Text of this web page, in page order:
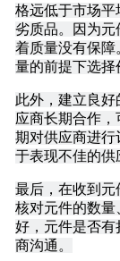
格远低于市场
劣质品。因为元
着质量没有保
量的前提下选择
此外，建立良
应商长期合作
期对供应商进
于表现不佳的供
最后，在收到元
核对元件的数
好，元件是否有
商沟通。